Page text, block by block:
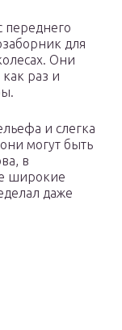
переднего
для
Они
раз и
и слегка
могут быть
в
широкие
даже